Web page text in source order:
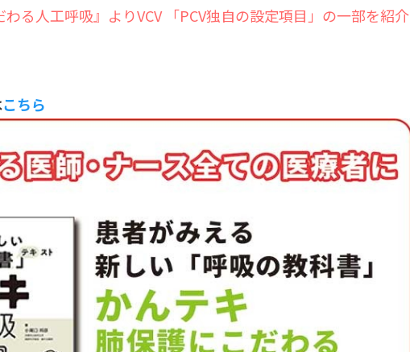
る人工呼吸』よりVCV 「PCV独自の設定項目」の一部を紹介
こちら